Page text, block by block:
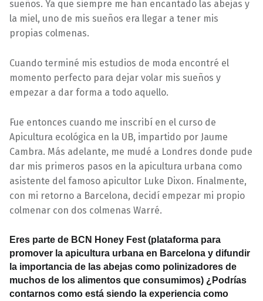
sueños. Ya que siempre me han encantado las abejas y
la miel, uno de mis sueños era llegar a tener mis
propias colmenas.
Cuando terminé mis estudios de moda encontré el
momento perfecto para dejar volar mis sueños y
empezar a dar forma a todo aquello.
Fue entonces cuando me inscribí en el curso de
Apicultura ecológica en la UB, impartido por Jaume
Cambra. Más adelante, me mudé a Londres donde pude
dar mis primeros pasos en la apicultura urbana como
asistente del famoso apicultor Luke Dixon. Finalmente,
con mi retorno a Barcelona, decidí empezar mi propio
colmenar con dos colmenas Warré.
Eres parte de BCN Honey Fest (plataforma para
promover la apicultura urbana en Barcelona y difundir
la importancia de las abejas como polinizadores de
muchos de los alimentos que consumimos) ¿Podrías
contarnos como está siendo la experiencia como